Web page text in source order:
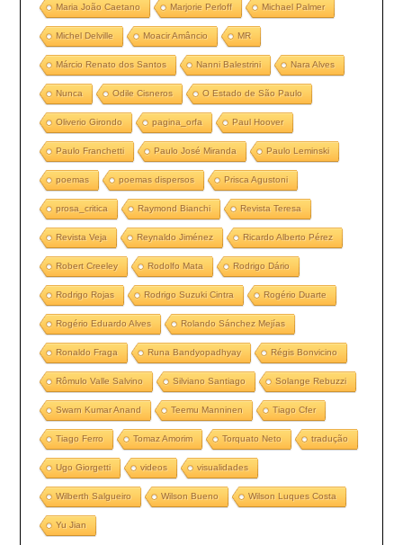
Maria João Caetano Marjorie Perloff Michael Palmer
Michel Delville Moacir Amâncio MR
Márcio Renato dos Santos Nanni Balestrini Nara Alves
Nunca Odile Cisneros O Estado de São Paulo
Oliverio Girondo pagina_orfa Paul Hoover
Paulo Franchetti Paulo José Miranda Paulo Leminski
poemas poemas dispersos Prisca Agustoni
prosa_critica Raymond Bianchi Revista Teresa
Revista Veja Reynaldo Jiménez Ricardo Alberto Pérez
Robert Creeley Rodolfo Mata Rodrigo Dário
Rodrigo Rojas Rodrigo Suzuki Cintra Rogério Duarte
Rogério Eduardo Alves Rolando Sánchez Mejías
Ronaldo Fraga Runa Bandyopadhyay Régis Bonvicino
Rômulo Valle Salvino Silviano Santiago Solange Rebuzzi
Swarn Kumar Anand Teemu Manninen Tiago Cfer
Tiago Ferro Tomaz Amorim Torquato Neto tradução
Ugo Giorgetti videos visualidades
Wilberth Salgueiro Wilson Bueno Wilson Luques Costa
Yu Jian